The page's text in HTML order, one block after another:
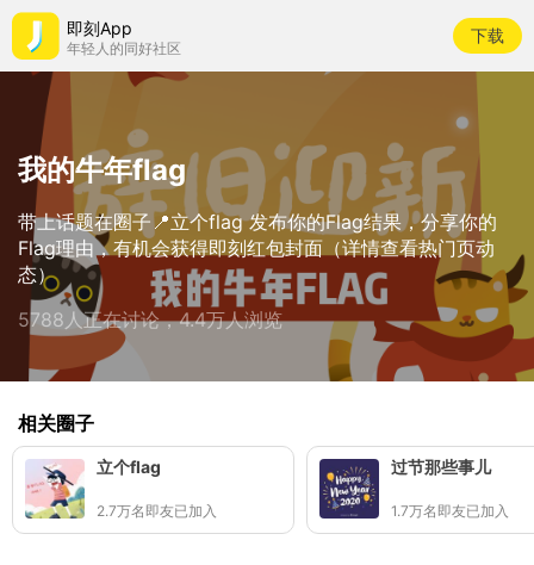
即刻App
年轻人的同好社区
下载
我的牛年flag
带上话题在圈子📍立个flag 发布你的Flag结果，分享你的
Flag理由，有机会获得即刻红包封面（详情查看热门页动
态）
5788人正在讨论，4.4万人浏览
相关圈子
立个flag
2.7万名即友已加入
过节那些事儿
1.7万名即友已加入